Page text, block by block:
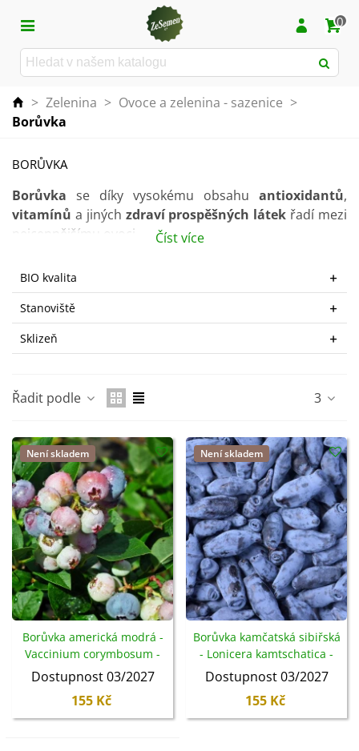
0
> Zelenina > Ovoce a zelenina - sazenice >
Borůvka
BORŮVKA
Borůvka se díky vysokému obsahu antioxidantů,
vitamínů a jiných zdraví prospěšných látek řadí mezi
nejcennějšímu ovoci.
Jedná se však pouze o
Číst více
BIO kvalita
Stanoviště
Sklizeň
Řadit podle 3
Není skladem
Borůvka americká modrá -
Vaccinium corymbosum -
prostokořenné sazenice -
Dostupnost 03/2027
155 Kč
Není skladem
Borůvka kamčatská sibiřská
- Lonicera kamtschatica -
sazenice - 1 ks
Dostupnost 03/2027
155 Kč